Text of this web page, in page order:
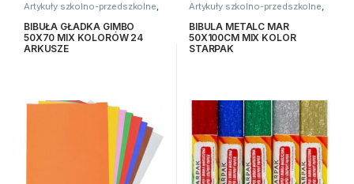
Artykuły szkolno-przedszkolne,
plastyczne
BIBUŁA GŁADKA GIMBO
50X70 MIX KOLORÓW 24
ARKUSZE
Artykuły szkolno-przedszkolne,
plastyczne
BIBULA METALC MAR
50X100CM MIX KOLOR
STARPAK